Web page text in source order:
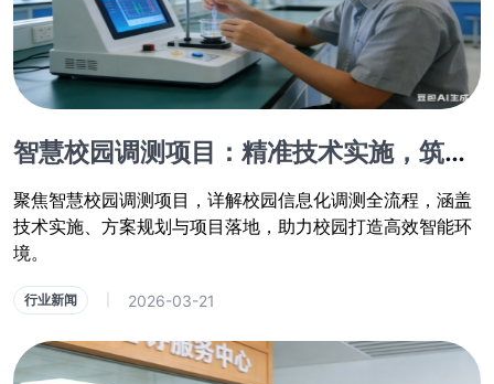
智慧校园调测项目：精准技术实施，筑牢校园信息化调测根基
聚焦智慧校园调测项目，详解校园信息化调测全流程，涵盖
技术实施、方案规划与项目落地，助力校园打造高效智能环
境。
行业新闻 2026-03-21